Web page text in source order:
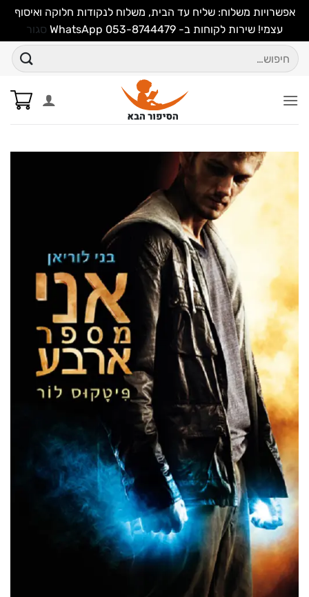
אפשרויות משלוח: שליח עד הבית, משלוח לנקודות חלוקה ואיסוף
עצמי! שירות לקוחות ב- WhatsApp 053-8744479
סגור
Skipחיפוש
עבור: